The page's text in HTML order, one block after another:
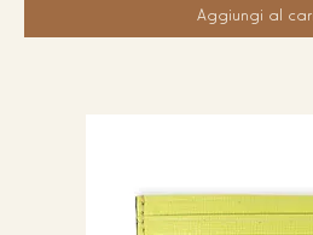
Aggiungi al